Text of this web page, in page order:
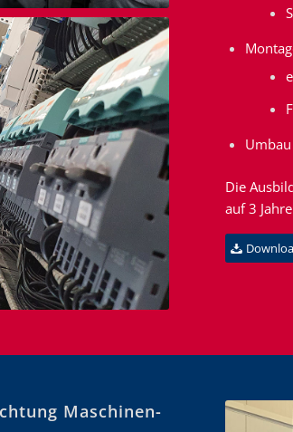
Die
auf 3
Maschinen-